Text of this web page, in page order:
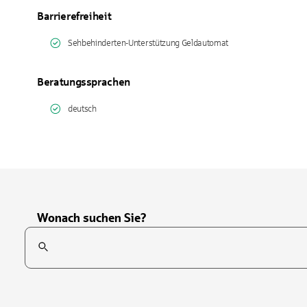
Barrierefreiheit
Sehbehinderten-Unterstützung Geldautomat
Beratungssprachen
deutsch
Wonach suchen Sie?
Suchfeld